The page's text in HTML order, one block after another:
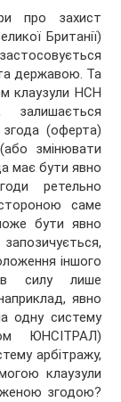
про захист
Британії)
державою. Та
клаузули НСН
(оферта)
змінювати
має бути явно
ретельно
саме
бути явно
іншого
силу лише
явно
одну систему
ЮНСІТРАЛ)
арбітражу,
клаузули
згодою?